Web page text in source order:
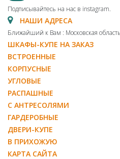
Подписывайтесь на нас в instagram.
НАШИ АДРЕСА
Ближайший к Вам : Московская
ШКАФЫ-КУПЕ НА ЗАКАЗ
ВСТРОЕННЫЕ
КОРПУСНЫЕ
УГЛОВЫЕ
РАСПАШНЫЕ
С АНТРЕСОЛЯМИ
ГАРДЕРОБНЫЕ
ДВЕРИ-КУПЕ
В ПРИХОЖУЮ
КАРТА САЙТА